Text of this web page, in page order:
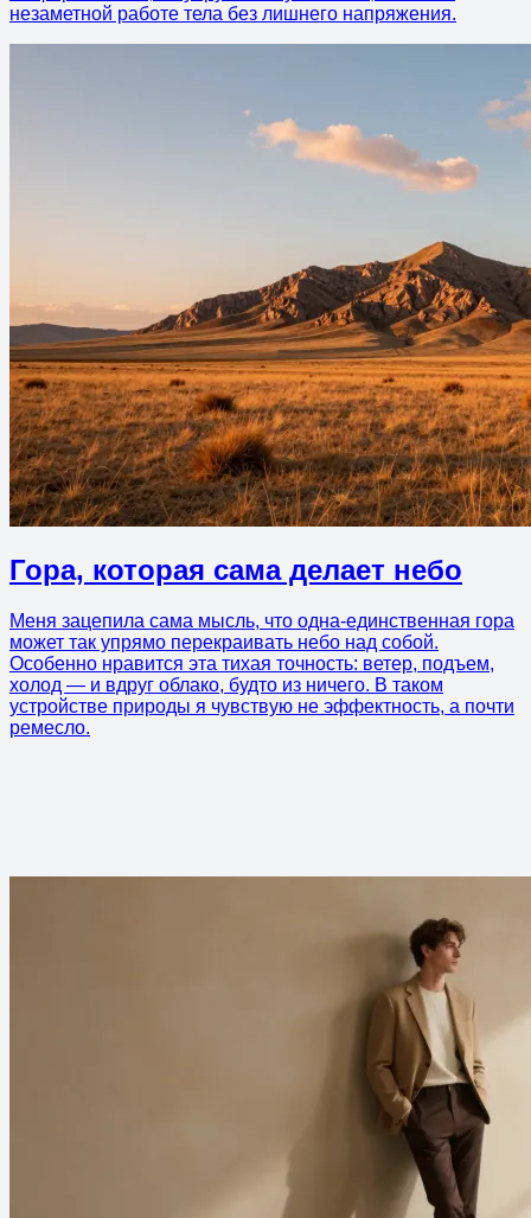
незаметной работе тела без лишнего напряжения.
Гора, которая сама делает небо
Меня зацепила сама мысль, что одна-единственная гора
может так упрямо перекраивать небо над собой.
Особенно нравится эта тихая точность: ветер, подъем,
холод — и вдруг облако, будто из ничего. В таком
устройстве природы я чувствую не эффектность, а почти
ремесло.